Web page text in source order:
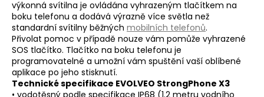
výkonná svítilna je ovládána vyhrazeným tlačítkem na
boku telefonu a dodává výrazně více světla než
standardní svítilny běžných mobilních telefonů.
Přivolat pomoc v případě nouze vám pomůže vyhrazené
SOS tlačítko. Tlačítko na boku telefonu je
programovatelné a umožní vám spuštění vaší oblíbené
aplikace po jeho stisknutí.
Technické specifikace EVOLVEO StrongPhone X3